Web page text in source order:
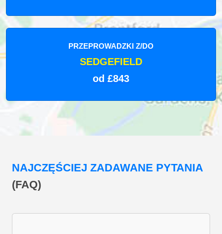
PRZEPROWADZKI Z/DO
SEDGEFIELD
od £843
NAJCZĘŚCIEJ ZADAWANE PYTANIA
(FAQ)